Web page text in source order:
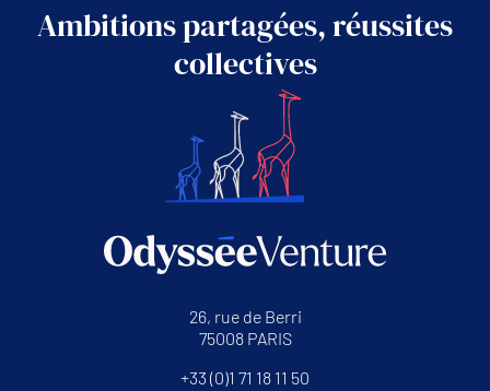
Ambitions partagées, réussites
collectives
26, rue de Berri
75008 PARIS
+33 (0)1 71 18 11 50